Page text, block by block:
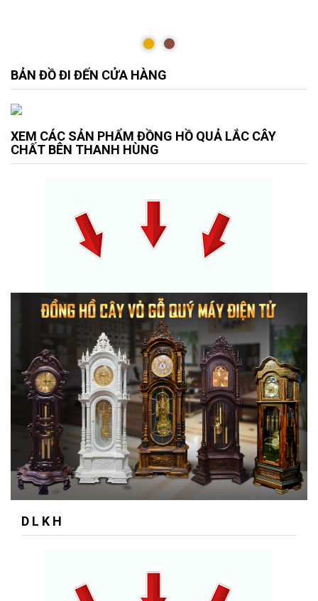
BẢN ĐỒ ĐI ĐẾN CỬA HÀNG
XEM CÁC SẢN PHẨM ĐỒNG HỒ QUẢ LẮC CÂY
CHẤT BÊN THANH HÙNG
D L K H